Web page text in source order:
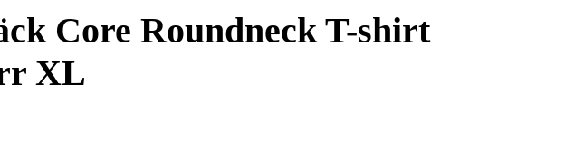
Core Roundneck T-shirt
XL